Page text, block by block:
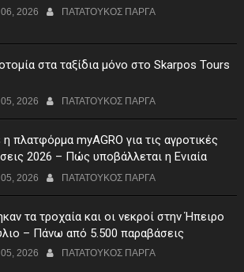
2026 ΠΑΤΑΤΟΥΚΟΣ ΠΑΡΓΑ
στα ταξίδια μόνο στο Skarpos Tours
2026 ΠΑΤΑΤΟΥΚΟΣ ΠΑΡΓΑ
η πλατφόρμα myAGRO για τις αγροτικές
2026 – Πώς υποβάλλεται η Ενιαία
2026 ΠΑΤΑΤΟΥΚΟΣ ΠΑΡΓΑ
τα τροχαία και οι νεκροί στην Ήπειρο
– Πάνω από 5.500 παραβάσεις
2026 ΠΑΤΑΤΟΥΚΟΣ ΠΑΡΓΑ